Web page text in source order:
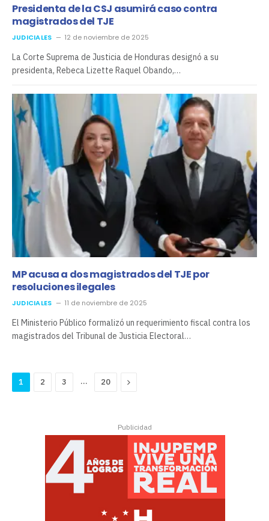
Presidenta de la CSJ asumirá caso contra
magistrados del TJE
JUDICIALES 12 de noviembre de 2025
La Corte Suprema de Justicia de Honduras designó a su
presidenta, Rebeca Lizette Raquel Obando,…
MP acusa a dos magistrados del TJE por
resoluciones ilegales
JUDICIALES 11 de noviembre de 2025
El Ministerio Público formalizó un requerimiento fiscal contra los
magistrados del Tribunal de Justicia Electoral…
1 2 3 … 20 Next
Publicidad